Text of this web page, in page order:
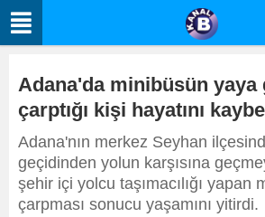
Adana'da minibüsün yaya
çarptığı kişi hayatını
Adana'nın merkez Seyhan
geçidinden yolun karşısına
şehir içi yolcu taşımacılığı yapan
çarpması sonucu yaşamını yitirdi.